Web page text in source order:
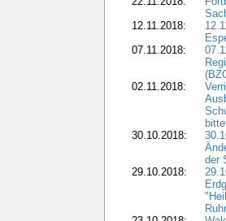
12.11.2018:
07.11.2018:
02.11.2018:
30.10.2018:
der
29.10.2018: